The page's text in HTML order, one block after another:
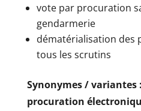
vote par procuration
gendarmerie
dématérialisation des
tous les scrutins
Synonymes / variantes :
procuration